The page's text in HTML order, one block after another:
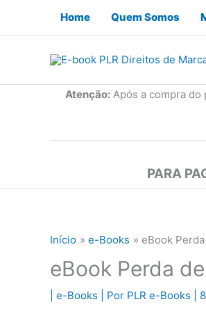
Home Quem Somos
Atenção:Após a compra do
PARA
Início e-Books eBook
eBook Perda
e-Books | Por PLR e-Books